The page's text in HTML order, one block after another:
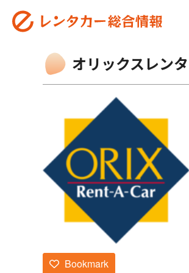
オリックスレン
Bookmark